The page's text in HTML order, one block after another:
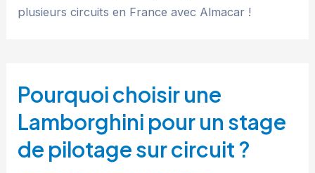
plusieurs circuits en France avec Almacar !
Pourquoi choisir une
Lamborghini pour un stage
de pilotage sur circuit ?